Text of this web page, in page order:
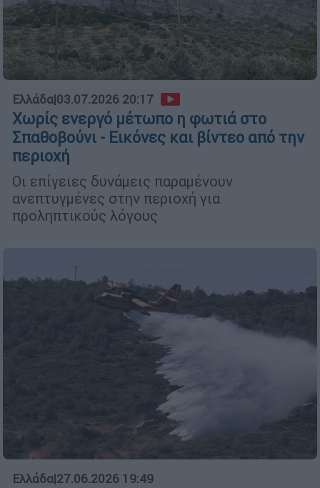
Ελλάδα|03.07.2026 20:17
Χωρίς ενεργό μέτωπο η φωτιά στο
Σπαθοβούνι - Εικόνες και βίντεο από την
περιοχή
Οι επίγειες δυνάμεις παραμένουν
ανεπτυγμένες στην περιοχή για
προληπτικούς λόγους
Ελλάδα|27.06.2026 19:49